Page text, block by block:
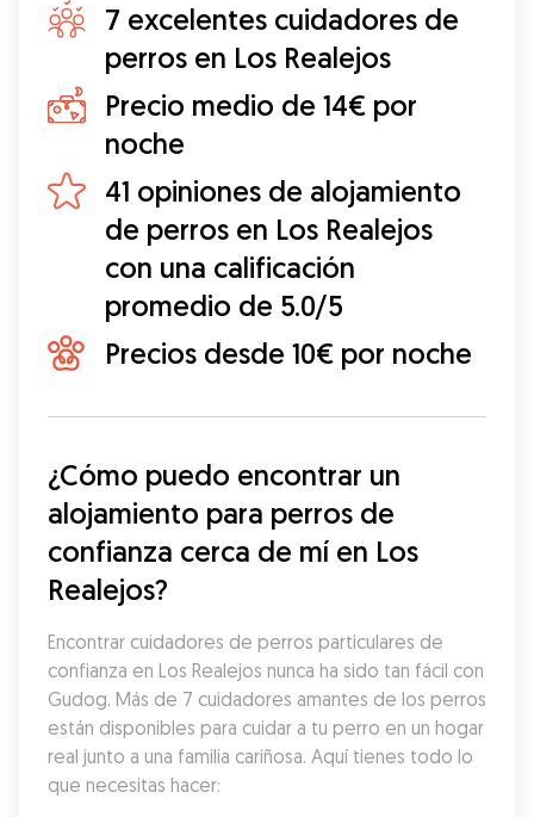
7 excelentes cuidadores de
perros en Los Realejos
Precio medio de 14€ por
noche
41 opiniones de alojamiento
de perros en Los Realejos
con una calificación
promedio de 5.0/5
Precios desde 10€ por noche
¿Cómo puedo encontrar un
alojamiento para perros de
confianza cerca de mí en Los
Realejos?
Encontrar cuidadores de perros particulares de
confianza en Los Realejos nunca ha sido tan fácil con
Gudog. Más de 7 cuidadores amantes de los perros
están disponibles para cuidar a tu perro en un hogar
real junto a una familia cariñosa. Aquí tienes todo lo
que necesitas hacer: